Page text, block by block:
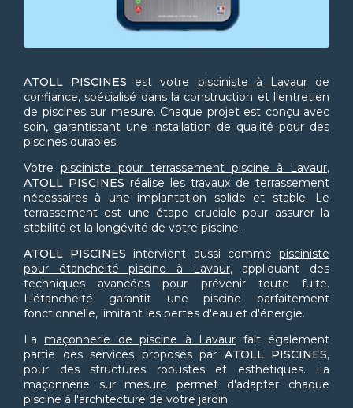
ATOLL PISCINES est votre pisciniste à Lavaurde
confiance, spécialisé dans la construction et l'entretien
de piscines sur mesure. Chaque projet est conçu avec
soin, garantissant une installation de qualité pour des
piscines durables.
Votre pisciniste pour terrassement piscine à Lavaur,
ATOLL PISCINES réalise les travaux de terrassement
nécessaires à une implantation solide et stable. Le
terrassement est une étape cruciale pour assurer la
stabilité et la longévité de votre piscine.
ATOLL PISCINES intervient aussi commepisciniste
pour étanchéité piscine à Lavaur, appliquant des
techniques avancées pour prévenir toute fuite.
L'étanchéité garantit une piscine parfaitement
fonctionnelle, limitant les pertes d'eau et d'énergie.
La maçonnerie de piscine à Lavaur fait également
partie des services proposés par ATOLL PISCINES,
pour des structures robustes et esthétiques. La
maçonnerie sur mesure permet d'adapter chaque
piscine à l'architecture de votre jardin.